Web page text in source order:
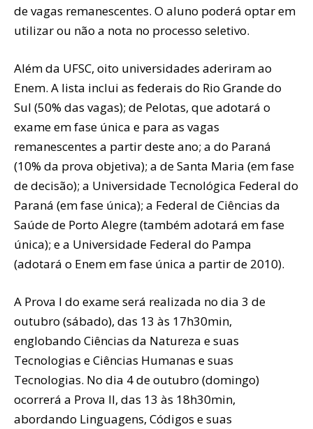
de vagas remanescentes. O aluno poderá optar em
utilizar ou não a nota no processo seletivo.
Além da UFSC, oito universidades aderiram ao
Enem. A lista inclui as federais do Rio Grande do
Sul (50% das vagas); de Pelotas, que adotará o
exame em fase única e para as vagas
remanescentes a partir deste ano; a do Paraná
(10% da prova objetiva); a de Santa Maria (em fase
de decisão); a Universidade Tecnológica Federal do
Paraná (em fase única); a Federal de Ciências da
Saúde de Porto Alegre (também adotará em fase
única); e a Universidade Federal do Pampa
(adotará o Enem em fase única a partir de 2010).
A Prova I do exame será realizada no dia 3 de
outubro (sábado), das 13 às 17h30min,
englobando Ciências da Natureza e suas
Tecnologias e Ciências Humanas e suas
Tecnologias. No dia 4 de outubro (domingo)
ocorrerá a Prova II, das 13 às 18h30min,
abordando Linguagens, Códigos e suas